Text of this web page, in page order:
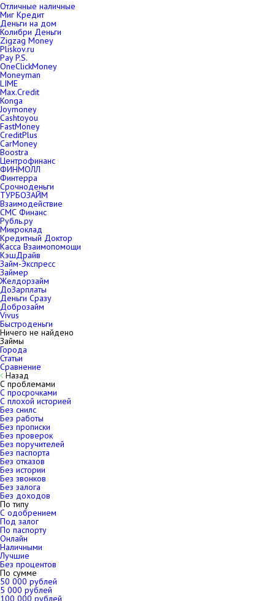
Отличные наличные
Миг Кредит
Деньги на дом
Колибри Деньги
Zigzag Money
Pliskov.ru
Pay P.S.
OneClickMoney
Moneyman
LIME
Max.Credit
Konga
Joymoney
Cashtoyou
FastMoney
CreditPlus
CarMoney
Boostra
Центрофинанс
ФИНМОЛЛ
Финтерра
Срочноденьги
ТУРБОЗАЙМ
Взаимодействие
СМС Финанс
Рубль.ру
Микроклад
Кредитный Доктор
Касса Взаимопомощи
КэшДрайв
Займ-Экспресс
Займер
Желдорзайм
ДоЗарплаты
Деньги Сразу
Доброзайм
Vivus
Быстроденьги
Ничего не найдено
Займы
Города
Статьи
Сравнение
Назад
С проблемами
С просрочками
С плохой историей
Без снилс
Без работы
Без прописки
Без проверок
Без поручителей
Без паспорта
Без отказов
Без истории
Без звонков
Без залога
Без доходов
По типу
С одобрением
Под залог
По паспорту
Онлайн
Наличными
Лучшие
Без процентов
По сумме
50 000 рублей
5 000 рублей
100 000 рублей